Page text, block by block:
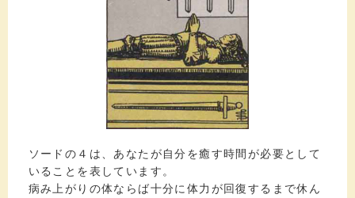
ソードの４は、あなたが自分を癒す時間が必要として
いることを表しています。
病み上がりの体ならば十分に体力が回復するまで休ん